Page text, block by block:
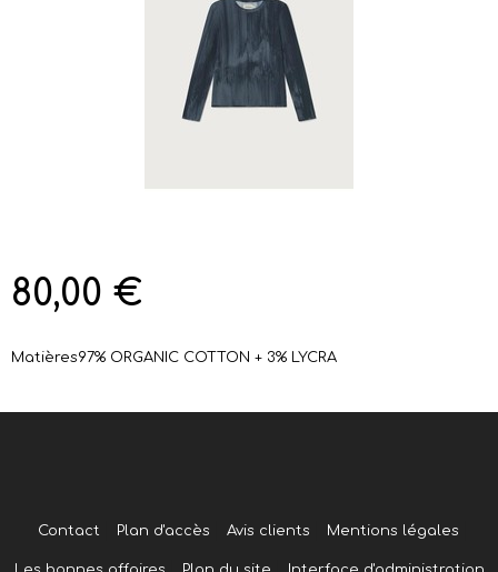
80,00 €
Matières97% ORGANIC COTTON + 3% LYCRA
Contact Plan d'accès Avis clients Mentions légales